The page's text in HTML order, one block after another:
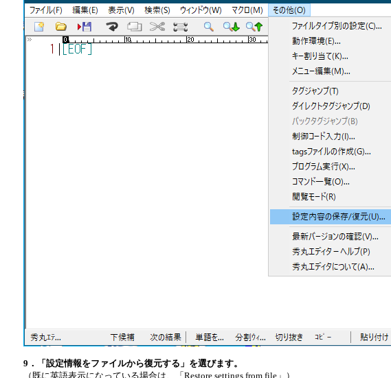
9．「設定情報をファイルから復元する」を選びます。
（既に英語表示になっている場合は、「Restore settings from file」）